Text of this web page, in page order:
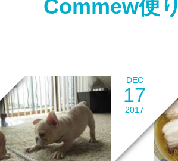
Commew便り
DEC
17
2017